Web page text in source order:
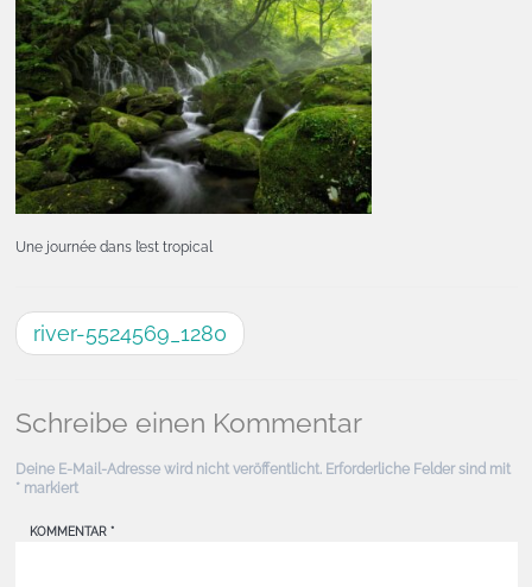
Une journée dans l’est tropical
river-5524569_1280
Schreibe einen Kommentar
Deine E-Mail-Adresse wird nicht veröffentlicht. Erforderliche Felder sind mit
*markiert
KOMMENTAR *